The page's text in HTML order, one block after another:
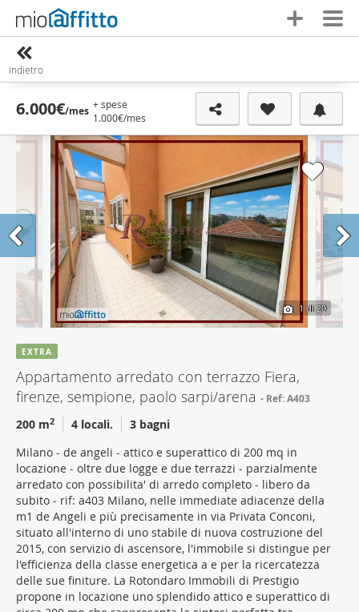
indietro
6.000€/mes
+ spese
1.000€/mes
1 di 20
EXTRA
Appartamento arredato con terrazzo Fiera,
firenze, sempione, paolo sarpi/arena
Ref: A403
200 m2 4 locali.
3 bagni
Milano - de angeli - attico e superattico di 200 mq in
locazione - oltre due logge e due terrazzi - parzialmente
arredato con possibilita' di arredo completo - libero da
subito - rif: a403 Milano, nelle immediate adiacenze della
m1 de Angeli e più precisamente in via Privata Conconi,
situato all'interno di uno stabile di nuova costruzione del
2015, con servizio di ascensore, l'immobile si distingue per
l'efficienza della classe energetica a e per la ricercatezza
delle sue finiture. La Rotondaro Immobili di Prestigio
propone in locazione uno splendido attico e superattico di